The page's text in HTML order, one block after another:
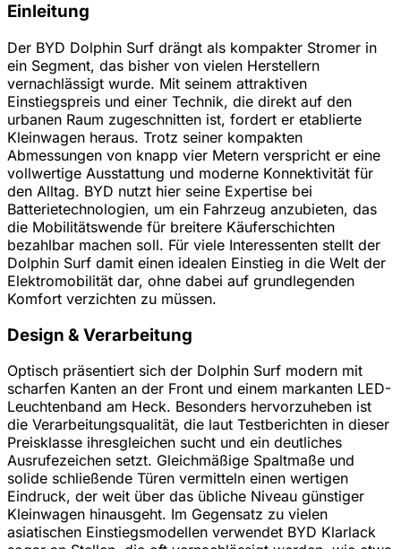
Einleitung
Der BYD Dolphin Surf drängt als kompakter Stromer in
ein Segment, das bisher von vielen Herstellern
vernachlässigt wurde. Mit seinem attraktiven
Einstiegspreis und einer Technik, die direkt auf den
urbanen Raum zugeschnitten ist, fordert er etablierte
Kleinwagen heraus. Trotz seiner kompakten
Abmessungen von knapp vier Metern verspricht er eine
vollwertige Ausstattung und moderne Konnektivität für
den Alltag. BYD nutzt hier seine Expertise bei
Batterietechnologien, um ein Fahrzeug anzubieten, das
die Mobilitätswende für breitere Käuferschichten
bezahlbar machen soll. Für viele Interessenten stellt der
Dolphin Surf damit einen idealen Einstieg in die Welt der
Elektromobilität dar, ohne dabei auf grundlegenden
Komfort verzichten zu müssen.
Design & Verarbeitung
Optisch präsentiert sich der Dolphin Surf modern mit
scharfen Kanten an der Front und einem markanten LED-
Leuchtenband am Heck. Besonders hervorzuheben ist
die Verarbeitungsqualität, die laut Testberichten in dieser
Preisklasse ihresgleichen sucht und ein deutliches
Ausrufezeichen setzt. Gleichmäßige Spaltmaße und
solide schließende Türen vermitteln einen wertigen
Eindruck, der weit über das übliche Niveau günstiger
Kleinwagen hinausgeht. Im Gegensatz zu vielen
asiatischen Einstiegsmodellen verwendet BYD Klarlack